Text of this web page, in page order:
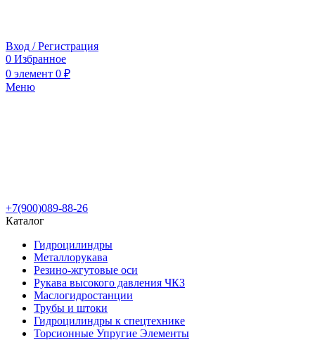
Вход / Регистрация
0 Избранное
0 элемент 0 ₽
Меню
+7(900)089-88-26
Каталог
Гидроцилиндры
Металлорукава
Резино-жгутовые оси
Рукава высокого давления ЧКЗ
Маслогидростанции
Трубы и штоки
Гидроцилиндры к спецтехнике
Торсионные Упругие Элементы